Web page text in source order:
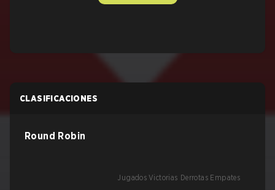
CLASIFICACIONES
Round Robin
Jugados Victorias Derrotas Empates